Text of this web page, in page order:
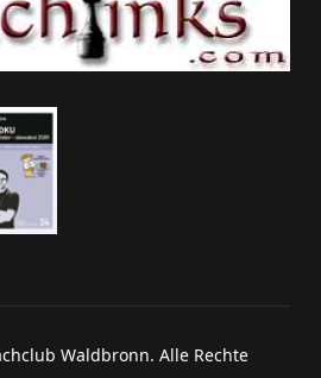
Waldbronn. Alle Rechte